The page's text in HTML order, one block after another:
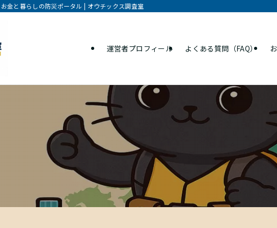
金と暮らしの防災ポータル | オウチックス調査室
運営者プロフィール よくある質問（FAQ）